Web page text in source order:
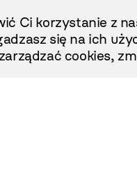
Ci korzystanie z
się na ich
cookies,